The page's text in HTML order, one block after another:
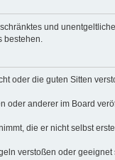
und
bestehen.
oder die guten Sitten
anderer im Board
die er nicht selbst
verstoßen oder